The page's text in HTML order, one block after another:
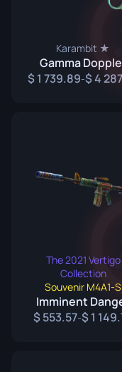
Karambit ★
Gamma
1 739.89- 4
The 2021 Vertigo
Collection
Souvenir M4A1-S
Imminent
553.57- 1